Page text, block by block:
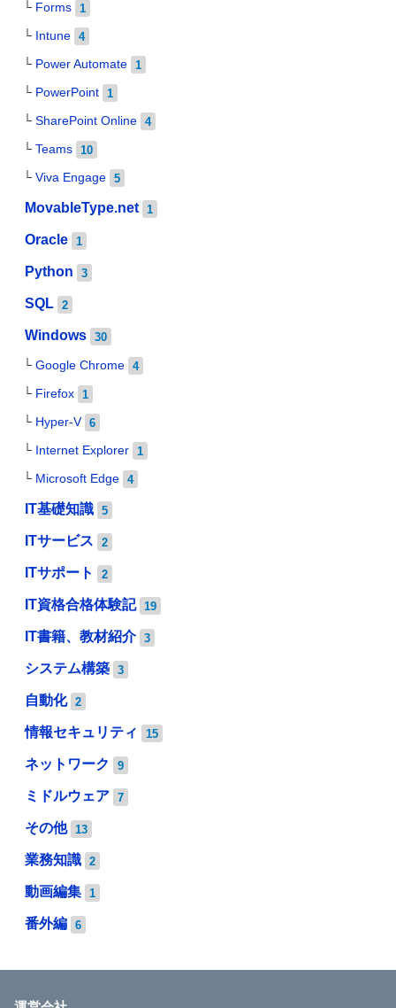
Forms 1
Intune 4
Power Automate 1
PowerPoint 1
SharePoint Online 4
Teams 10
Viva Engage 5
MovableType.net 1
Oracle 1
Python 3
SQL 2
Windows 30
Google Chrome 4
Firefox 1
Hyper-V 6
Internet Explorer 1
Microsoft Edge 4
IT基礎知識 5
ITサービス 2
ITサポート 2
IT資格合格体験記 19
IT書籍、教材紹介 3
システム構築 3
自動化 2
情報セキュリティ 15
ネットワーク 9
ミドルウェア 7
その他 13
業務知識 2
動画編集 1
番外編 6